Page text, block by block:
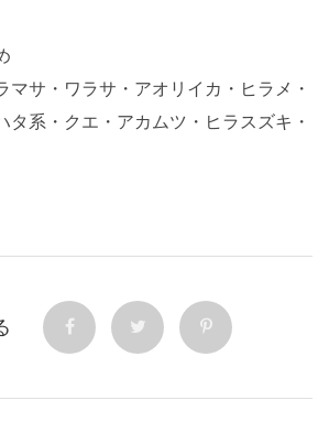
なめ
マサ・ワラサ・アオリイカ・ヒラメ・
タ系・クエ・アカムツ・ヒラスズキ・